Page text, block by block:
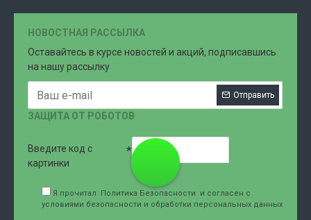
НОВОСТНАЯ РАССЫЛКА
Оставайтесь в курсе новостей и акций, подписавшись
на нашу рассылку
Отправить
ЗАЩИТА ОТ РОБОТОВ
Введите код с
картинки
Я прочитал Политика Безопасности
и согласен с
условиями безопасности и обработки персональных данных
707-76-